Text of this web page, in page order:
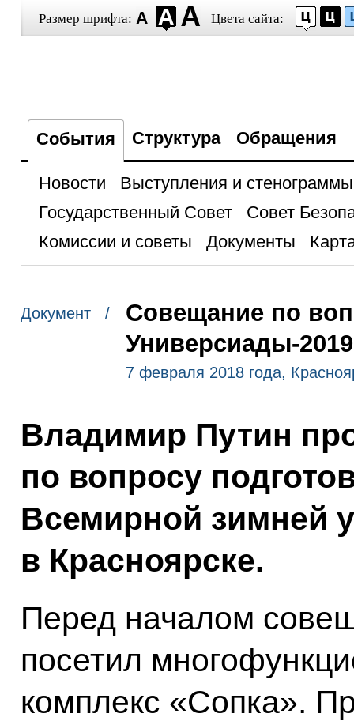
Размер шрифта: Цвета сайта:
События Структура Обращения
Новости
Выступления и стенограммы
Государственный Совет
Совет
Комиссии и советы
Документы
Документ /
Совещание по
Универсиады-2019
7 февраля 2018 года,
Владимир Путин
по вопросу
Всемирной зимней
в Красноярске.
Перед началом
посетил
комплекс «Сопка».